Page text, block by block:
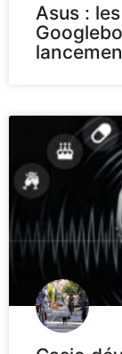
Asus :